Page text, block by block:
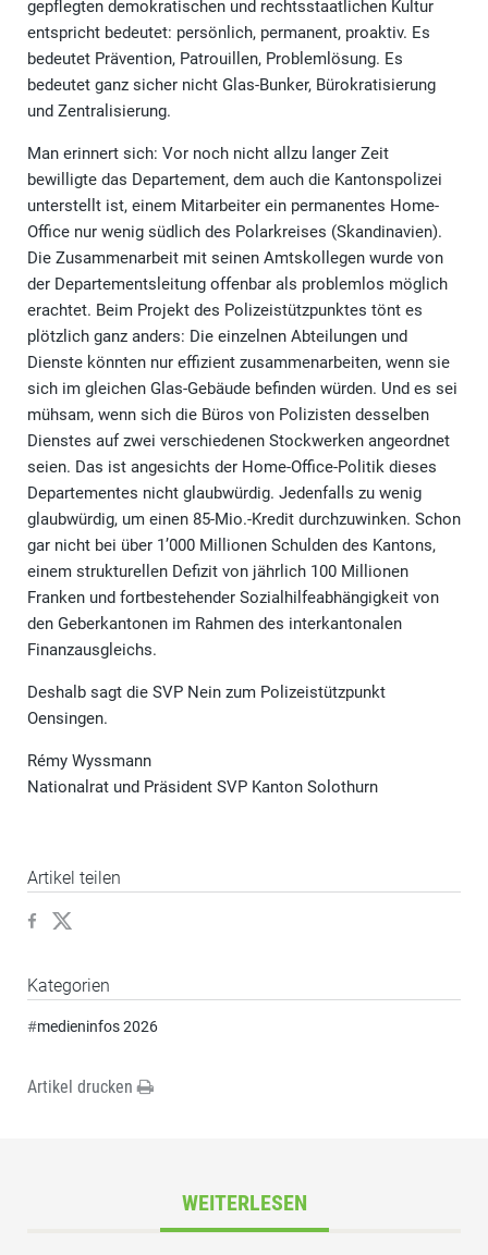
gepflegten demokratischen und rechtsstaatlichen Kultur
entspricht bedeutet: persönlich, permanent, proaktiv. Es
bedeutet Prävention, Patrouillen, Problemlösung. Es
bedeutet ganz sicher nicht Glas-Bunker, Bürokratisierung
und Zentralisierung.
Man erinnert sich: Vor noch nicht allzu langer Zeit
bewilligte das Departement, dem auch die Kantonspolizei
unterstellt ist, einem Mitarbeiter ein permanentes Home-
Office nur wenig südlich des Polarkreises (Skandinavien).
Die Zusammenarbeit mit seinen Amtskollegen wurde von
der Departementsleitung offenbar als problemlos möglich
erachtet. Beim Projekt des Polizeistützpunktes tönt es
plötzlich ganz anders: Die einzelnen Abteilungen und
Dienste könnten nur effizient zusammenarbeiten, wenn sie
sich im gleichen Glas-Gebäude befinden würden. Und es sei
mühsam, wenn sich die Büros von Polizisten desselben
Dienstes auf zwei verschiedenen Stockwerken angeordnet
seien. Das ist angesichts der Home-Office-Politik dieses
Departementes nicht glaubwürdig. Jedenfalls zu wenig
glaubwürdig, um einen 85-Mio.-Kredit durchzuwinken. Schon
gar nicht bei über 1’000 Millionen Schulden des Kantons,
einem strukturellen Defizit von jährlich 100 Millionen
Franken und fortbestehender Sozialhilfeabhängigkeit von
den Geberkantonen im Rahmen des interkantonalen
Finanzausgleichs.
Deshalb sagt die SVP Nein zum Polizeistützpunkt
Oensingen.
Rémy Wyssmann
Nationalrat und Präsident SVP Kanton Solothurn
Artikel teilen
Kategorien
#medieninfos 2026
Artikel drucken
WEITERLESEN